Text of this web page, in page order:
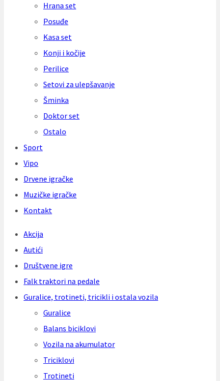
Hrana set
Posuđe
Kasa set
Konji i kočije
Perilice
Setovi za ulepšavanje
Šminka
Doktor set
Ostalo
Sport
Vipo
Drvene igračke
Muzičke igračke
Kontakt
Akcija
Autići
Društvene igre
Falk traktori na pedale
Guralice, trotineti, tricikli i ostala vozila
Guralice
Balans biciklovi
Vozila na akumulator
Triciklovi
Trotineti